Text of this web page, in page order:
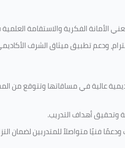
الأمانة الفكرية والاستقامة
ودعم تطبيق ميثاق الشرف
عالية في مساقاتها وتتوقع من
وتحقيق أهداف التدريب.
فنيًا متواصلاً للمتدربين لضمان